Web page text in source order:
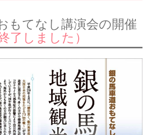
もてなし講演会の開催
終了しました）